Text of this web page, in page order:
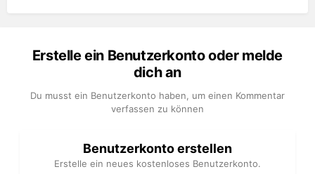
Erstelle ein Benutzerkonto oder melde
dich an
Du musst ein Benutzerkonto haben, um einen Kommentar
verfassen zu können
Benutzerkonto erstellen
Erstelle ein neues kostenloses Benutzerkonto.